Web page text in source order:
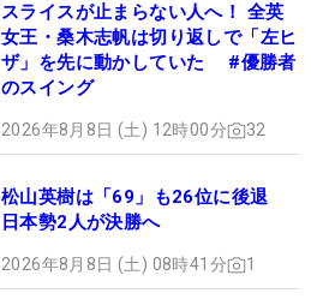
スライスが止まらない人へ！ 全英
女王・桑木志帆は切り返しで「左ヒ
ザ」を先に動かしていた #優勝者
のスイング
2026年8月8日 (土) 12時00分 32
松山英樹は「69」も26位に後退
日本勢2人が決勝へ
2026年8月8日 (土) 08時41分 1